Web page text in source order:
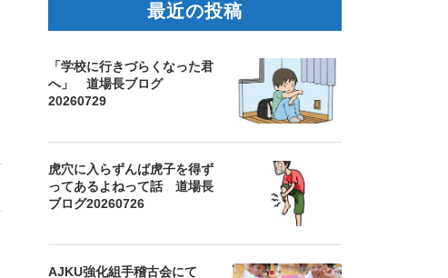
最近の投稿
「学校に行きづらくなった君
へ」 道場長ブログ
20260729
虎穴に入らずんば虎子を得ず
ってあるよねって話 道場長
ブログ20260726
AJKU強化組手稽古会にて